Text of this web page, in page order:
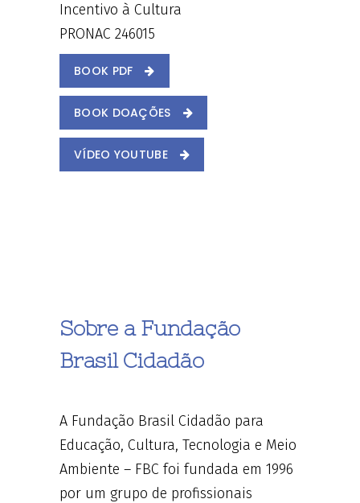
Incentivo à Cultura
PRONAC 246015
BOOK PDF
BOOK DOAÇÕES
VÍDEO YOUTUBE
Sobre a Fundação
Brasil Cidadão
A Fundação Brasil Cidadão para
Educação, Cultura, Tecnologia e Meio
Ambiente – FBC foi fundada em 1996
por um grupo de profissionais